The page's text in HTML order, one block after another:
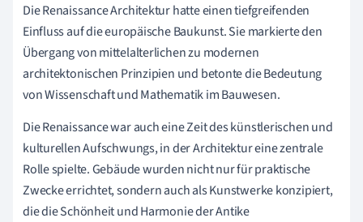
Die Renaissance Architektur hatte einen tiefgreifenden
Einfluss auf die europäische Baukunst. Sie markierte den
Übergang von mittelalterlichen zu modernen
architektonischen Prinzipien und betonte die Bedeutung
von Wissenschaft und Mathematik im Bauwesen.
Die Renaissance war auch eine Zeit des künstlerischen und
kulturellen Aufschwungs, in der Architektur eine zentrale
Rolle spielte. Gebäude wurden nicht nur für praktische
Zwecke errichtet, sondern auch als Kunstwerke konzipiert,
die die Schönheit und Harmonie der Antike